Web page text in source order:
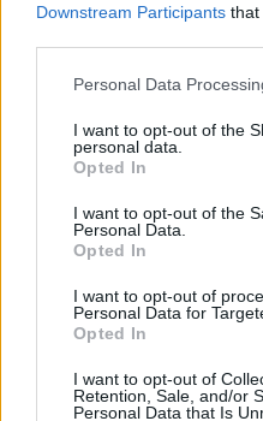
Downstream Participants that
Please note that this
not limited to your visit or
grant or deny consent to
use your data for below
consent section.
Personal Data
I want to opt-out of the
personal data.
Opted In
I want to opt-out of the
Personal Data.
Opted In
I want to opt-out of
Personal Data for
Opted In
I want to opt-out of
Retention, Sale, and/or
Personal Data that Is
„Kis balesetem
Gunesch János
rész Görz elesett, a
keleti fronton, Románia
hadműveletekkel
táboron belül is forrnak
látványosabbak a
scandianói…